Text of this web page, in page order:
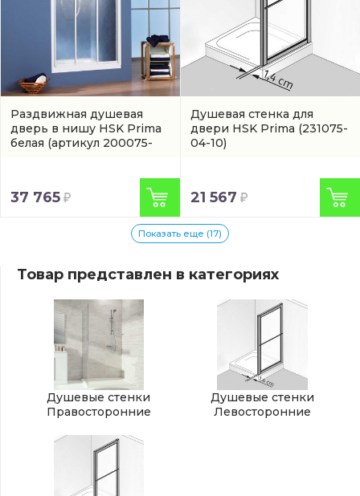
Раздвижная душевая
дверь в нишу HSK Prima
белая (артикул 200075-
37 765
Душевая стенка для
двери HSK Prima (231075-
04-10)
21 567
Показать еще (17)
Товар представлен в категориях
Душевые стенки
Правосторонние
Душевые стенки
Левосторонние